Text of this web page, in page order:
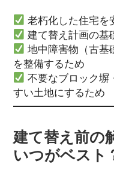
老朽化した住宅を
建て替え計画の基
地中障害物（古基
を整備するため
不要なブロック塀
すい土地にするため
建て替え前の
いつがベスト